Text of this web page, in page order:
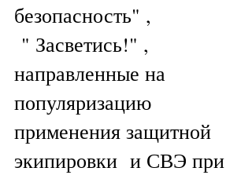
безопасность" ,
" Засветись!" ,
направленные на
популяризацию
применения защитной
экипировки  и СВЭ при